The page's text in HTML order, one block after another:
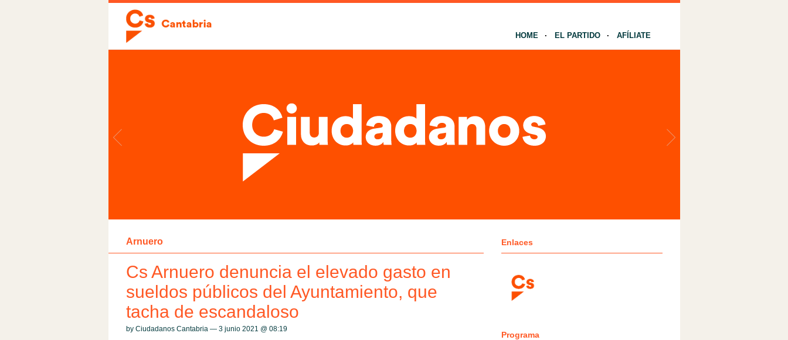
HOME EL PARTIDO AFÍLIATE
Arnuero
Cs Arnuero denuncia el elevado gasto en
sueldos públicos del Ayuntamiento, que
tacha de escandaloso
by Ciudadanos Cantabria — 3 junio 2021 @ 08:19
Enlaces
Programa